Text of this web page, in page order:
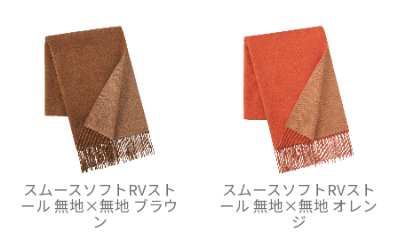
スムースソフトRVスト
ール 無地×無地 ブラウ
ン
スムースソフトRVスト
ール 無地×無地 オレン
ジ